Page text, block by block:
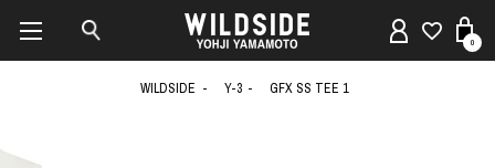
0
WILDSIDE Y-3 GFX SS TEE 1